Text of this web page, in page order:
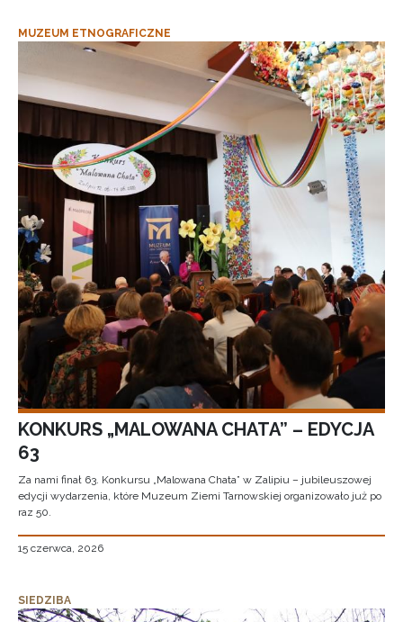
MUZEUM ETNOGRAFICZNE
KONKURS „MALOWANA CHATA” – EDYCJA
63
Za nami finał 63. Konkursu „Malowana Chata” w Zalipiu – jubileuszowej
edycji wydarzenia, które Muzeum Ziemi Tarnowskiej organizowało już po
raz 50.
15 czerwca, 2026
SIEDZIBA